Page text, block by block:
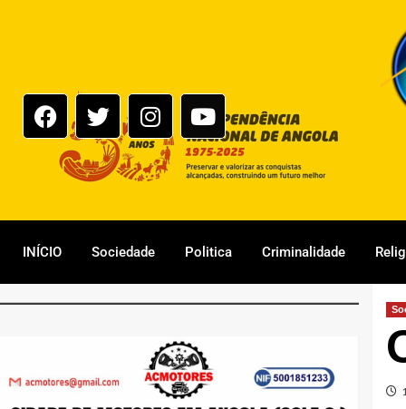
INÍCIO Sociedade Politica Criminalidade